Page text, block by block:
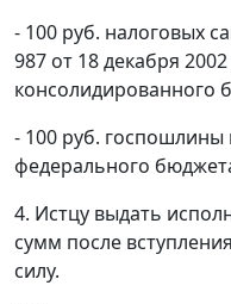
- 100 руб. налоговых
987 от 18 декабря 2002
консолидированного
- 100 руб. госпошлины
федерального
4. Истцу выдать
сумм после
силу.